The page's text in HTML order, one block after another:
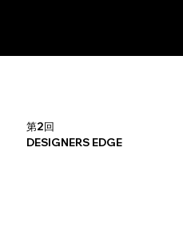
第2回
DESIGNERS EDGE